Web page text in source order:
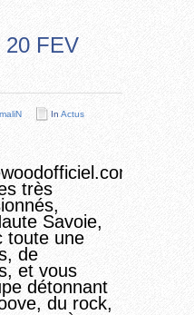
20 FEV
In Actus
très
Savoie,
toute une
de
et vous
détonnant
du rock,